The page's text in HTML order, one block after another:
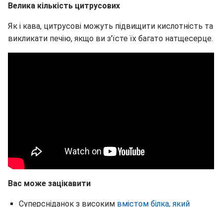
Велика кількість цитрусових
Як і кава, цитрусові можуть підвищити кислотність та
викликати печію, якщо ви з'їсте їх багато натщесерце.
Вас може зацікавити
Суперсніданок з високим вмістом білка, який